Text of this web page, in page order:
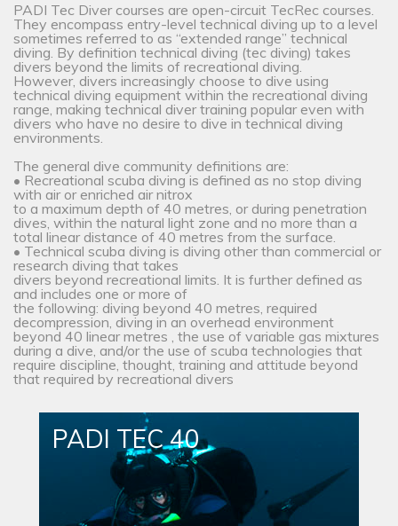
PADI Tec Diver courses are open-circuit TecRec courses.
They encompass entry-level technical diving up to a level
sometimes referred to as “extended range” technical
diving. By definition technical diving (tec diving) takes
divers beyond the limits of recreational diving.
However, divers increasingly choose to dive using
technical diving equipment within the recreational diving
range, making technical diver training popular even with
divers who have no desire to dive in technical diving
environments.
The general dive community definitions are:
• Recreational scuba diving is defined as no stop diving
with air or enriched air nitrox
to a maximum depth of 40 metres, or during penetration
dives, within the natural light zone and no more than a
total linear distance of 40 metres from the surface.
• Technical scuba diving is diving other than commercial or
research diving that takes
divers beyond recreational limits. It is further defined as
and includes one or more of
the following: diving beyond 40 metres, required
decompression, diving in an overhead environment
beyond 40 linear metres , the use of variable gas mixtures
during a dive, and/or the use of scuba technologies that
require discipline, thought, training and attitude beyond
that required by recreational divers
PADI TEC 40